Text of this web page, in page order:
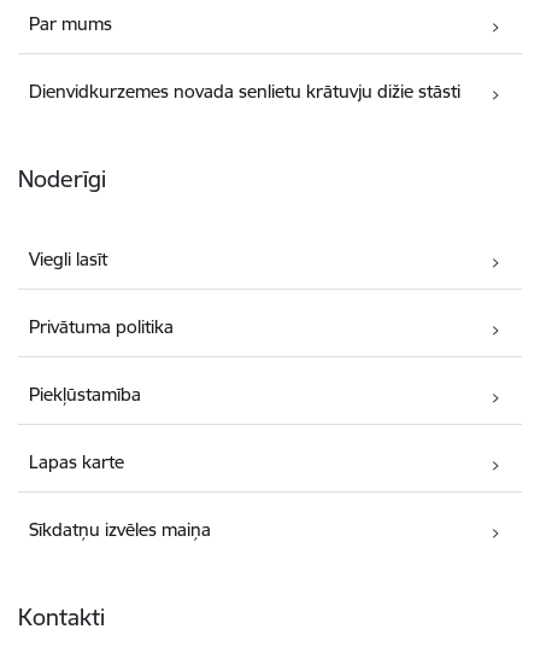
Par mums
Dienvidkurzemes novada senlietu krātuvju dižie stāsti
Noderīgi
Viegli lasīt
Privātuma politika
Piekļūstamība
Lapas karte
Sīkdatņu izvēles maiņa
Kontakti